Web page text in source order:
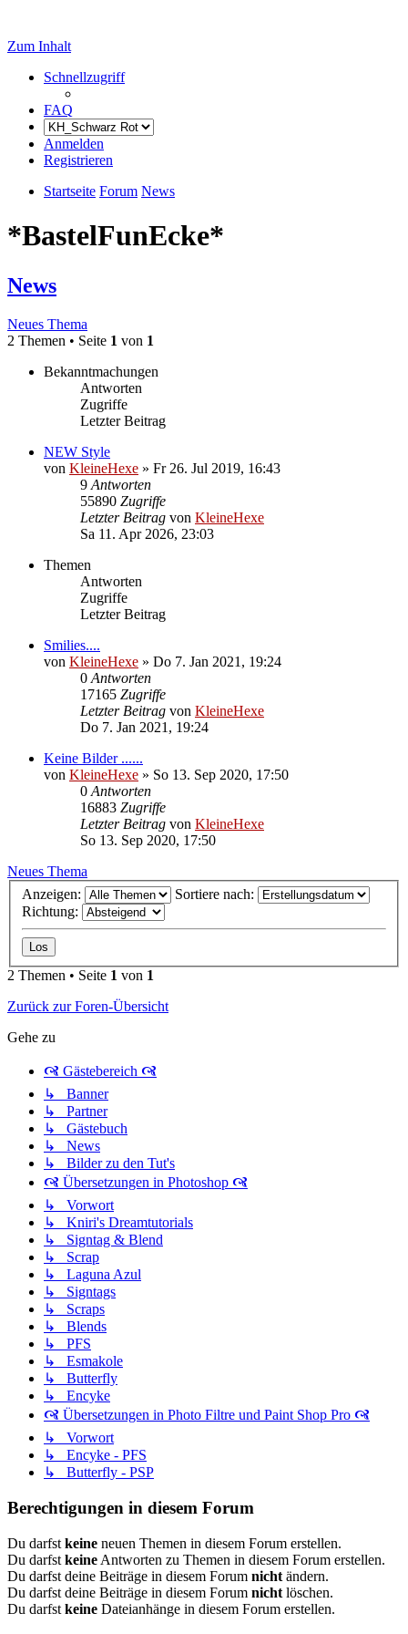
Zum Inhalt
Schnellzugriff
FAQ
Anmelden
Registrieren
Startseite Forum News
*BastelFunEcke*
News
Neues Thema
2 Themen • Seite 1 von 1
Bekanntmachungen
Antworten
Zugriffe
Letzter Beitrag
NEW Style
von KleineHexe » Fr 26. Jul 2019, 16:43
9 Antworten
55890 Zugriffe
Letzter Beitrag von KleineHexe
Sa 11. Apr 2026, 23:03
Themen
Antworten
Zugriffe
Letzter Beitrag
Smilies....
von KleineHexe » Do 7. Jan 2021, 19:24
0 Antworten
17165 Zugriffe
Letzter Beitrag von KleineHexe
Do 7. Jan 2021, 19:24
Keine Bilder ......
von KleineHexe » So 13. Sep 2020, 17:50
0 Antworten
16883 Zugriffe
Letzter Beitrag von KleineHexe
So 13. Sep 2020, 17:50
Neues Thema
Anzeigen:
Sortiere nach:
Richtung:
2 Themen • Seite 1 von 1
Zurück zur Foren-Übersicht
Gehe zu
🙧 Gästebereich 🙧
↳ Banner
↳ Partner
↳ Gästebuch
↳ News
↳ Bilder zu den Tut's
🙧 Übersetzungen in Photoshop 🙧
↳ Vorwort
↳ Kniri's Dreamtutorials
↳ Signtag & Blend
↳ Scrap
↳ Laguna Azul
↳ Signtags
↳ Scraps
↳ Blends
↳ PFS
↳ Esmakole
↳ Butterfly
↳ Encyke
🙧 Übersetzungen in Photo Filtre und Paint Shop Pro 🙧
↳ Vorwort
↳ Encyke - PFS
↳ Butterfly - PSP
Berechtigungen in diesem Forum
Du darfst keine neuen Themen in diesem Forum erstellen.
Du darfst keine Antworten zu Themen in diesem Forum erstellen.
Du darfst deine Beiträge in diesem Forum nicht ändern.
Du darfst deine Beiträge in diesem Forum nicht löschen.
Du darfst keine Dateianhänge in diesem Forum erstellen.